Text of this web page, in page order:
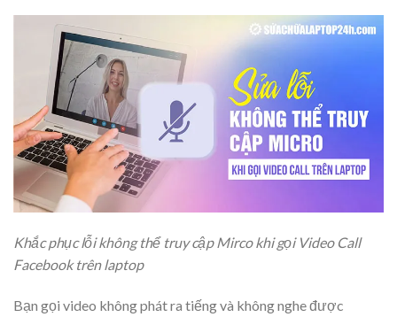
Khắc phục lỗi không thể truy cập Mirco khi gọi Video Call
Facebook trên laptop
Bạn gọi video không phát ra tiếng và không nghe được